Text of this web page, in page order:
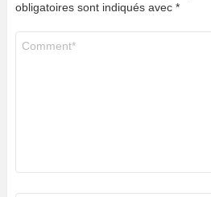
obligatoires sont indiqués avec *